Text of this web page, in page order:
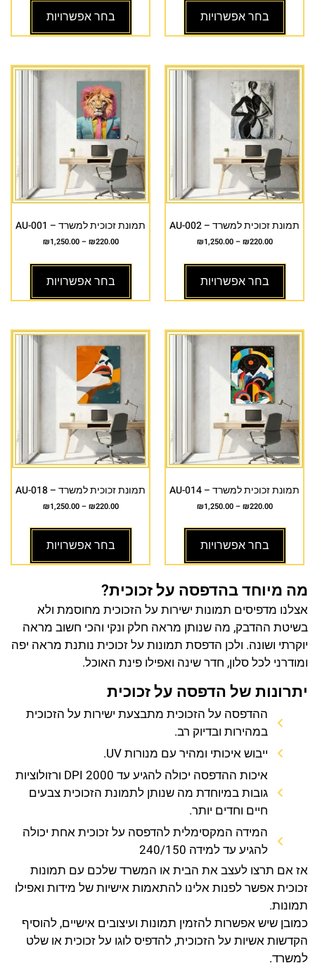
בחר אפשרויות בחר אפשרויות
תמונת זכוכית למשרד – AU-002
₪220.00
–
₪1,250.00
בחר אפשרויות
תמונת זכוכית למשרד – AU-001
₪220.00
–
₪1,250.00
בחר אפשרויות
תמונת זכוכית למשרד – AU-014
₪220.00
–
₪1,250.00
בחר אפשרויות
תמונת זכוכית למשרד – AU-018
₪220.00
–
₪1,250.00
בחר אפשרויות
מה מיוחד בהדפסה על זכוכית?
אצלנו מדפיסים תמונות ישירות על הזכוכית מחוסמת ולא
בשיטת ההדבק, מה שנותן מראה חלק ונקי והכי חשוב מראה
יוקרתי ושונה. ולכן הדפסת תמונות על זכוכית נותנת מראה יפה
ומודרני לכל סלון, חדר שינה ואפילו פינת האוכל.
יתרונות של הדפסה על זכוכית
ההדפסה על הזכוכית מתבצעת ישירות על הזכוכית
במהירות ובדיוק רב.
ייבוש איכותי ומהיר עם מנורות UV.
איכות ההדפסה יכולה להגיע עד 2000 DPI ורזולוציות
גובות במיוחדת מה שנותן לתמונת הזכוכית צבעים
חיים וחדים יותר.
המידה המקסימלית להדפסה על זכוכית אחת יכולה
להגיע עד למידה 240/150
אז אם תרצו לעצב את הבית או המשרד שלכם עם תמונות
זכוכית אפשר לפנות אלינו להתאמות אישיות של מידות ואפילו
תמונות.
כמובן שיש אפשרות להזמין תמונות ועיצובים אישיים, להוסיף
הקדשות אשיות על הזכוכית, להדפיס לוגו על זכוכית או שלט
למשרד.